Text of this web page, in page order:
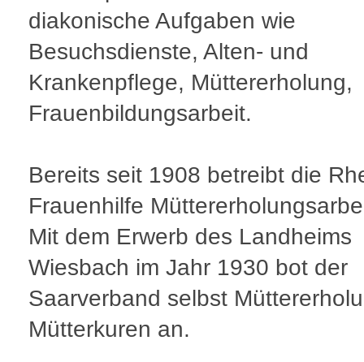
diakonische Aufgaben wie
Besuchsdienste, Alten- und
Krankenpflege, Müttererholung,
Frauenbildungsarbeit.
Bereits seit 1908 betreibt die
Frauenhilfe
Mit dem Erwerb des Landheims
Wiesbach im Jahr 1930 bot der
Saarverband selbst
Mütterkuren an.